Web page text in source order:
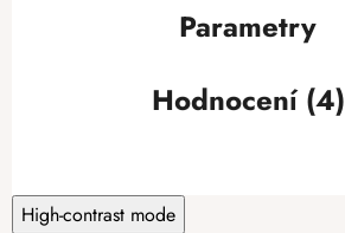
Parametry
Hodnocení (4)
High-contrast mode